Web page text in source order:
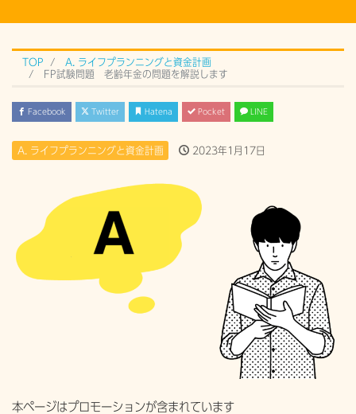
TOP
A. ライフプランニングと資金計画
FP試験問題 老齢年金の問題を解説します
Facebook Twitter Hatena Pocket LINE
A. ライフプランニングと資金計画 2023年1月17日
本ページはプロモーションが含まれています